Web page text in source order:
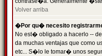
Volver arriba
�Por qu� necesito
No est� obligado a hacerlo --
da muchas ventajas que como
etc... S�lo le tomar� unos